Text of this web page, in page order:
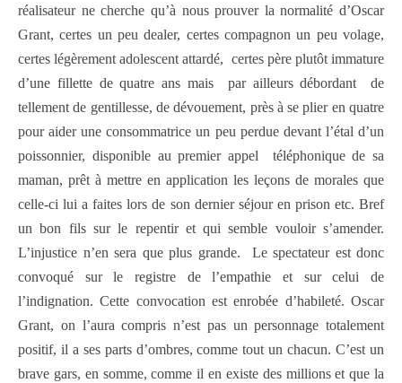
réalisateur ne cherche qu’à nous prouver la normalité d’Oscar
Grant, certes un peu dealer, certes compagnon un peu volage,
certes légèrement adolescent attardé, certes père plutôt immature
d’une fillette de quatre ans mais par ailleurs débordant de
tellement de gentillesse, de dévouement, près à se plier en quatre
pour aider une consommatrice un peu perdue devant l’étal d’un
poissonnier, disponible au premier appel téléphonique de sa
maman, prêt à mettre en application les leçons de morales que
celle-ci lui a faites lors de son dernier séjour en prison etc. Bref
un bon fils sur le repentir et qui semble vouloir s’amender.
L’injustice n’en sera que plus grande. Le spectateur est donc
convoqué sur le registre de l’empathie et sur celui de
l’indignation. Cette convocation est enrobée d’habileté. Oscar
Grant, on l’aura compris n’est pas un personnage totalement
positif, il a ses parts d’ombres, comme tout un chacun. C’est un
brave gars, en somme, comme il en existe des millions et que la